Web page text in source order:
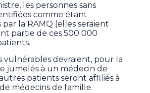
les personnes sans
comme étant
la RAMQ (elles seraient
partie de ces 500 000
vulnérables devraient, pour la
jumelés à un médecin de
patients seront affiliés à
médecins de famille.